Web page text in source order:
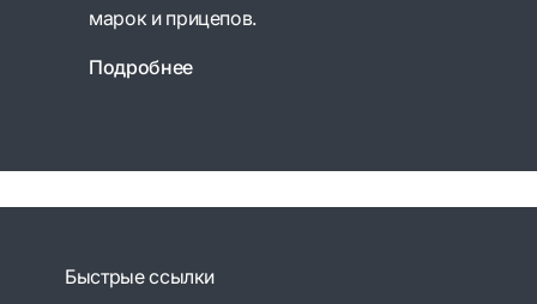
марок и прицепов.
Подробнее
Быстрые ссылки